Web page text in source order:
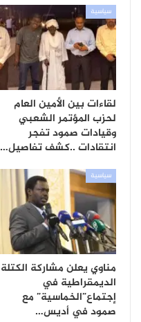
سياسية
لقاءات بين الأمين العام
لحزب المؤتمر الشعبي
وقيادات صمود تفجر
انتقادات ..كشف تفاصيل…
سياسية
مناوي يعلن مشاركة الكتلة
الديمقراطية في
إجتماع”الخماسية” مع
صمود في أديس…